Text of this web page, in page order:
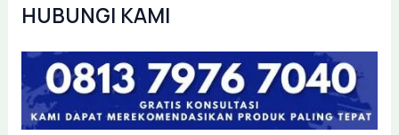
HUBUNGI KAMI